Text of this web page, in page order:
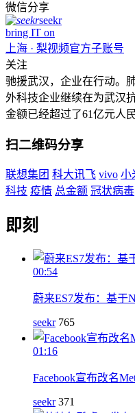
微信分享
seekr
bring IT on
上海 · 梨视频官方子账号
关注
驰援武汉，企业在行动。
外科技企业继续在为武汉
金额已经超过了61亿元人民
扫二维码分享
联想集团 科大讯飞 vivo 小
科技 疫情 总金额 冠状病毒
即刻
00:54
蔚来ES7发布：基于
seekr 765
01:16
Facebook宣布改名
seekr 371